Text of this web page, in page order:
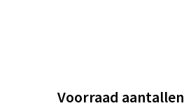
Voorraad aantallen